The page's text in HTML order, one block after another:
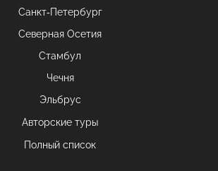
Санкт-Петербург
Северная Осетия
Стамбул
Чечня
Эльбрус
Авторские туры
Полный список